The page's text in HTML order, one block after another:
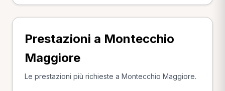
Prestazioni a Montecchio
Maggiore
Le prestazioni più richieste a Montecchio Maggiore.